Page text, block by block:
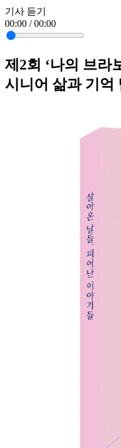
기사 듣기
00:00 / 00:00
제2회 ‘나의 브라
시니어 삶과 기억